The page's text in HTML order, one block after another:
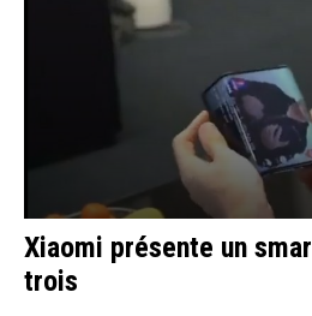
Xiaomi présente un
trois